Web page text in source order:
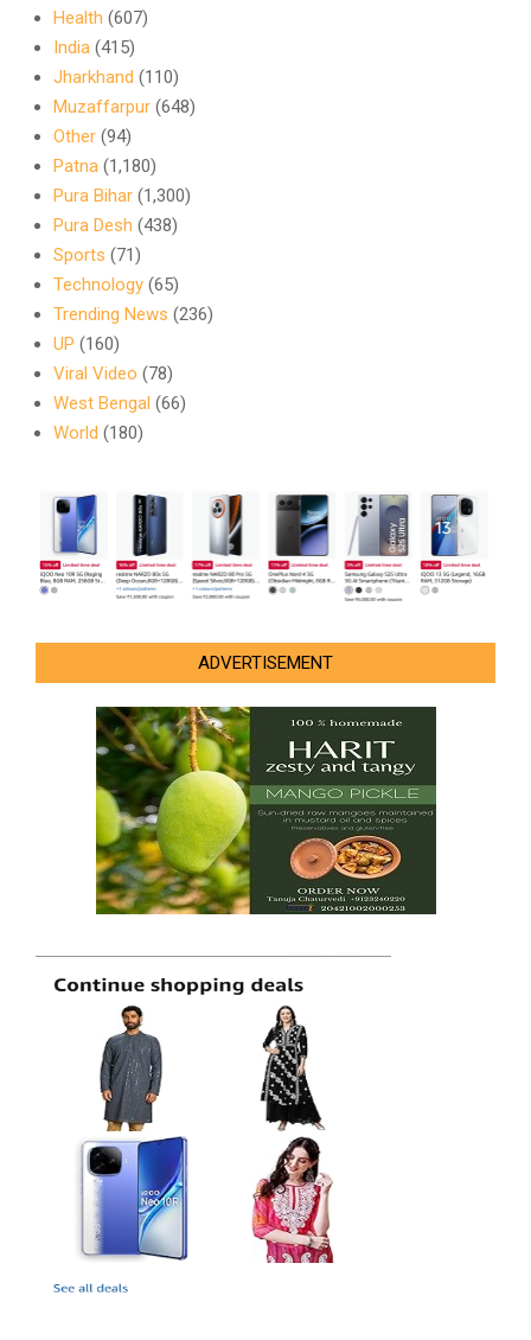
Health (607)
India (415)
Jharkhand (110)
Muzaffarpur (648)
Other (94)
Patna (1,180)
Pura Bihar (1,300)
Pura Desh (438)
Sports (71)
Technology (65)
Trending News (236)
UP (160)
Viral Video (78)
West Bengal (66)
World (180)
ADVERTISEMENT